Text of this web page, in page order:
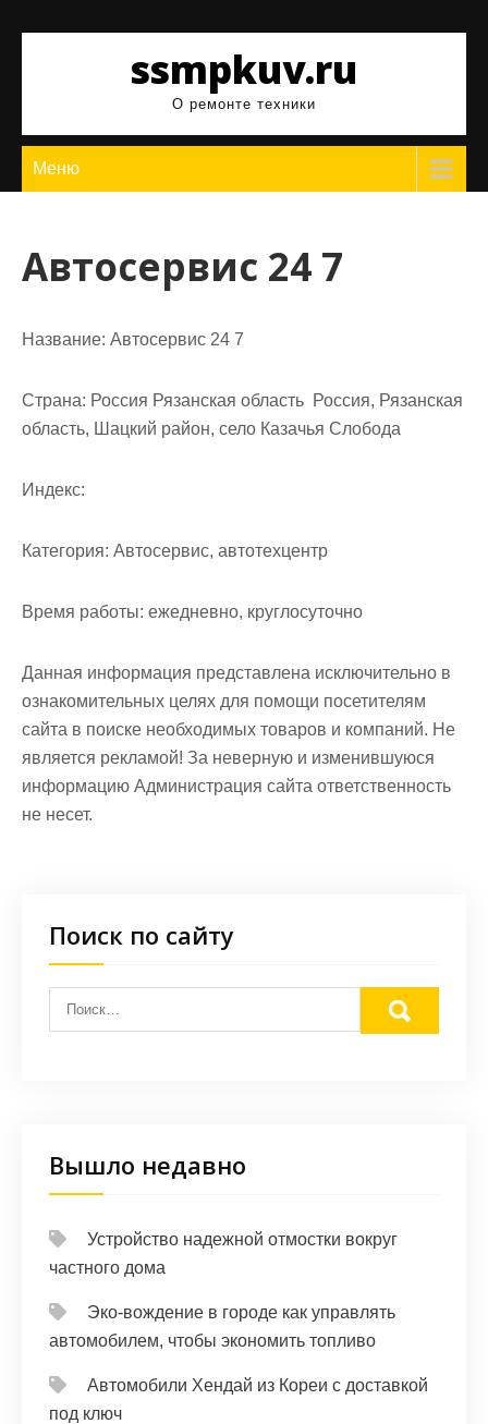
ssmpkuv.ru
О ремонте техники
Меню
Автосервис 24 7
Название: Автосервис 24 7
Страна: Россия Рязанская область Россия, Рязанская
область, Шацкий район, село Казачья Слобода
Индекс:
Категория: Автосервис, автотехцентр
Время работы: ежедневно, круглосуточно
Данная информация представлена исключительно в
ознакомительных целях для помощи посетителям
сайта в поиске необходимых товаров и компаний. Не
является рекламой! За неверную и изменившуюся
информацию Администрация сайта ответственность
не несет.
Поиск по сайту
Вышло недавно
Устройство надежной отмостки вокруг
частного дома
Эко-вождение в городе как управлять
автомобилем, чтобы экономить топливо
Автомобили Хендай из Кореи с доставкой
под ключ